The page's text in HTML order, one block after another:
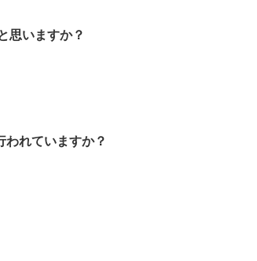
思いますか？
われていますか？